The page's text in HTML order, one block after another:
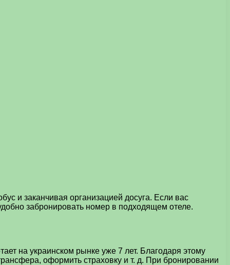
и заканчивая организацией досуга. Если вас
забронировать номер в подходящем отеле.
на украинском рынке уже 7 лет. Благодаря этому
оформить страховку и т. д. При бронировании